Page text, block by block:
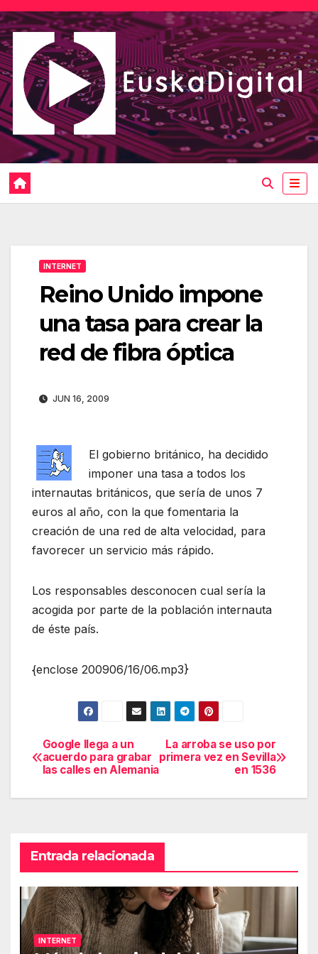
Saltar
al
contenido
INTERNET
Reino Unido impone
una tasa para crear la
red de fibra óptica
JUN 16, 2009
El gobierno británico, ha decidido
imponer una tasa a todos los
internautas británicos, que sería de unos 7
euros al año, con la que fomentaria la
creación de una red de alta velocidad, para
favorecer un servicio más rápido.
Los responsables desconocen cual sería la
acogida por parte de la población internauta
de éste país.
{enclose 200906/16/06.mp3}
Navegación
de
La arroba se uso por
primera vez en Sevilla
en 1536
Google llega a un
acuerdo para grabar
las calles en Alemania
Entrada relacionada
INTERNET